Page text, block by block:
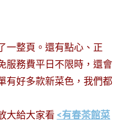
一整頁。還有點心、正
服務費平日不限時，還會
有好多款新菜色，我們都
大給大家看 <有春茶館菜